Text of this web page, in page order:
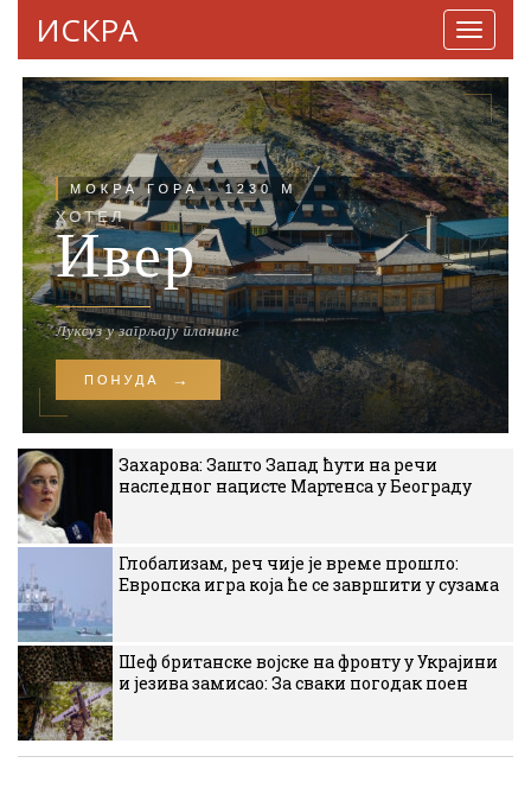
ИСКРА
Захарова: Зашто Запад ћути на речи
наследног нацисте Мартенса у Београду
Глобализам, реч чије је време прошло:
Европска игра која ће се завршити у сузама
Шеф британске војске на фронту у Украјини
и језива замисао: За сваки погодак поен